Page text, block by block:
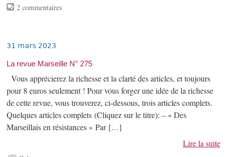
2 commentaires
31 mars 2023
La revue Marseille N° 275
Vous apprécierez la richesse et la clarté des articles, et toujours
pour 8 euros seulement ! Pour vous forger une idée de la richesse
de cette revue, vous trouverez, ci-dessous, trois articles complets.
Quelques articles complets (Cliquez sur le titre): – « Des
Marseillais en résistances » Par […]
Lire la suite